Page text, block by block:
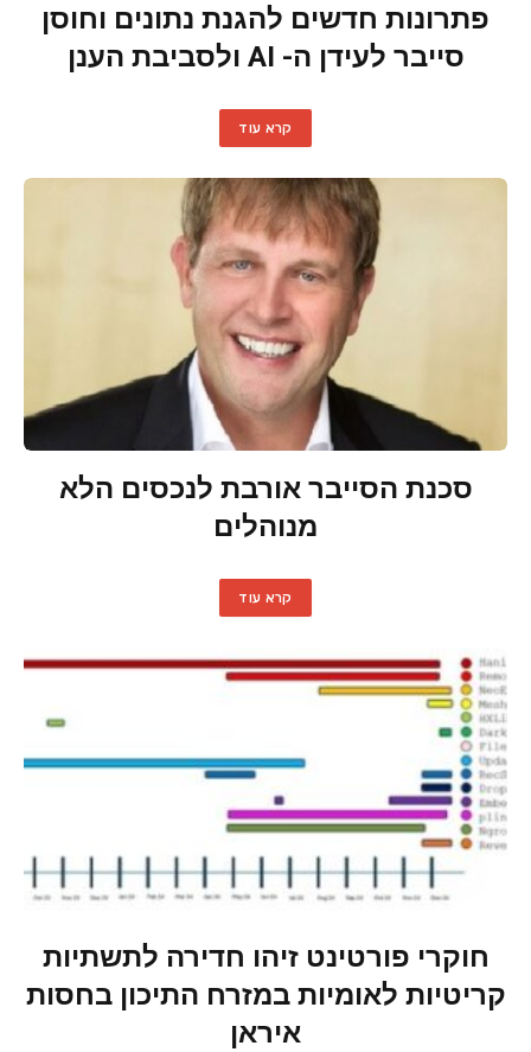
פתרונות חדשים להגנת נתונים וחוסן
סייבר לעידן ה- AI ולסביבת הענן
קרא עוד
סכנת הסייבר אורבת לנכסים הלא
מנוהלים
קרא עוד
חוקרי פורטינט זיהו חדירה לתשתיות
קריטיות לאומיות במזרח התיכון בחסות
איראן